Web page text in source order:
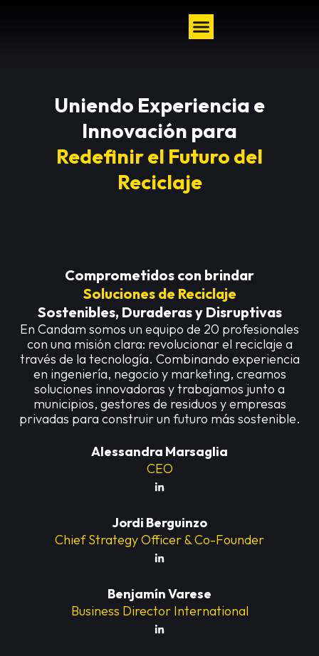
Uniendo Experiencia e
Innovación para
Redefinir el Futuro del
Reciclaje
Comprometidos con brindar
Soluciones de Reciclaje
Sostenibles, Duraderas y Disruptivas
En Candam somos un equipo de 20 profesionales
con una misión clara: revolucionar el reciclaje a
través de la tecnología. Combinando experiencia
en ingeniería, negocio y marketing, creamos
soluciones innovadoras y trabajamos junto a
municipios, gestores de residuos y empresas
privadas para construir un futuro más sostenible.
Alessandra Marsaglia
CEO
Jordi Berguinzo
Chief Strategy Officer & Co-Founder
Benjamín Varese
Business Director International